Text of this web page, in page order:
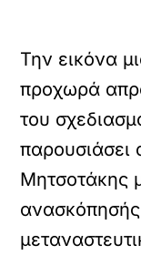
Την εικόνα
προχωρά
του
Μητσοτάκης